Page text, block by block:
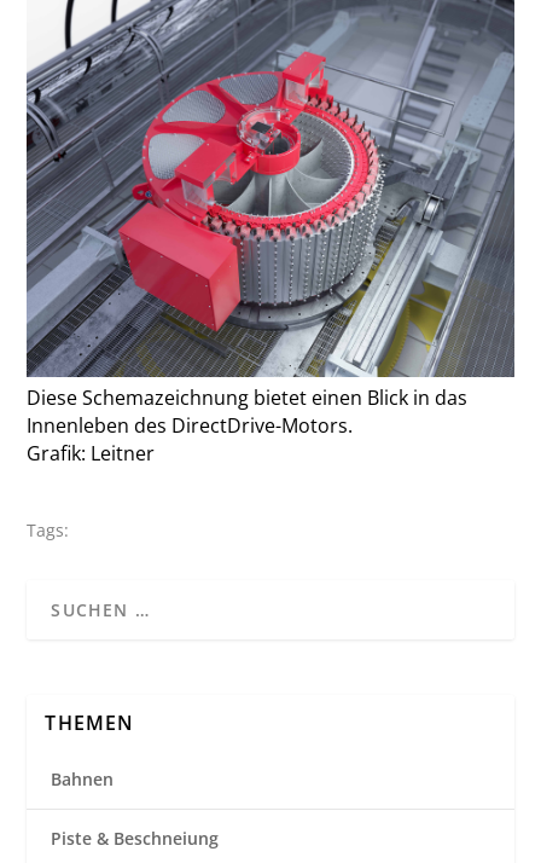
Diese Schemazeichnung bietet einen Blick in das
Innenleben des DirectDrive-Motors.
Grafik: Leitner
Tags:
THEMEN
Bahnen
Piste & Beschneiung